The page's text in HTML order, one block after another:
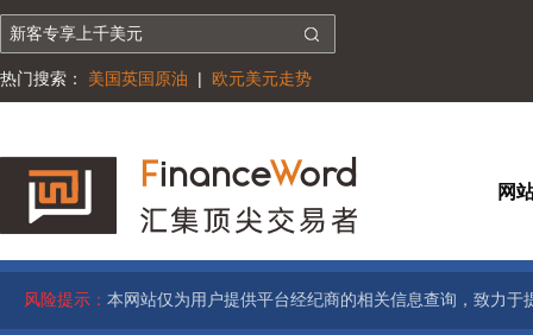
热门搜索： 美国英国原油 | 欧元美元走势
网
风险提示： 本网站仅为用户提供平台经纪商的相关信息查询，致力